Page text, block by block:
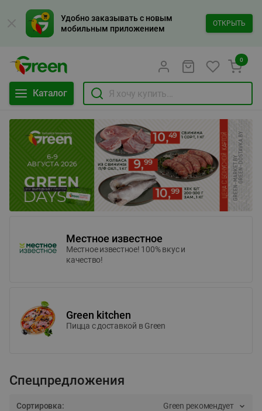
Удобно заказывать с новым
мобильным приложением
ОТКРЫТЬ
Каталог
0
Местное известное
Местное известное! 100% вкус и
качество!
Green kitchen
Пицца c доставкой в Green
Спецпредложения
Сортировка: Green рекомендует